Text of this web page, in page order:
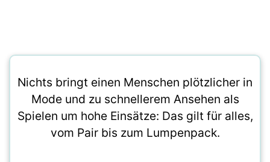
Nichts bringt einen Menschen plötzlicher in
Mode und zu schnellerem Ansehen als
Spielen um hohe Einsätze: Das gilt für alles,
vom Pair bis zum Lumpenpack.